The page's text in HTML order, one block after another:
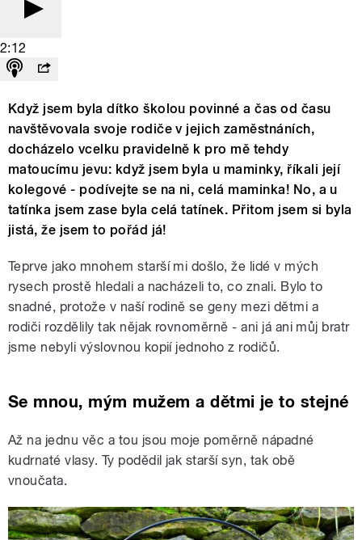
2:12
Když jsem byla dítko školou povinné a čas od času
navštěvovala svoje rodiče v jejich zaměstnáních,
docházelo vcelku pravidelně k pro mě tehdy
matoucímu jevu: když jsem byla u maminky, říkali její
kolegové - podívejte se na ni, celá maminka! No, a u
tatínka jsem zase byla celá tatínek. Přitom jsem si byla
jistá, že jsem to pořád já!
Teprve jako mnohem starší mi došlo, že lidé v mých
rysech prostě hledali a nacházeli to, co znali. Bylo to
snadné, protože v naší rodině se geny mezi dětmi a
rodiči rozdělily tak nějak rovnoměrně - ani já ani můj bratr
jsme nebyli výslovnou kopií jednoho z rodičů.
Se mnou, mým mužem a dětmi je to stejné
Až na jednu věc a tou jsou moje poměrně nápadné
kudrnaté vlasy. Ty podědil jak starší syn, tak obě
vnoučata.